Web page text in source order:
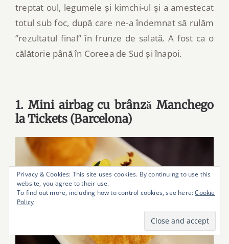
treptat oul, legumele și kimchi-ul și a amestecat
totul sub foc, după care ne-a îndemnat să rulăm
”rezultatul final” în frunze de salată. A fost ca o
călătorie până în Coreea de Sud și înapoi.
1. Mini airbag cu brânză Manchego
la Tickets (Barcelona)
Privacy & Cookies: This site uses cookies. By continuing to use this
website, you agree to their use.
To find out more, including how to control cookies, see here:Cookie
Policy